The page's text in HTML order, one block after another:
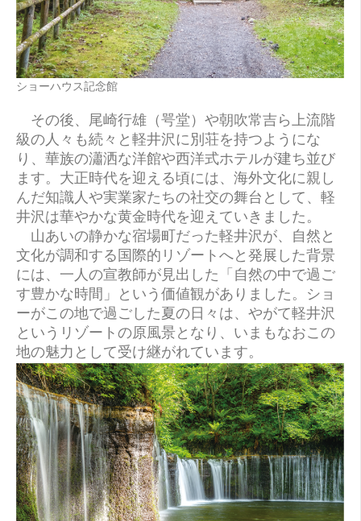
ショーハウス記念館
その後、尾崎行雄（咢堂）や朝吹常吉ら上流階
級の人々も続々と軽井沢に別荘を持つようにな
り、華族の瀟洒な洋館や西洋式ホテルが建ち並び
ます。大正時代を迎える頃には、海外文化に親し
んだ知識人や実業家たちの社交の舞台として、軽
井沢は華やかな黄金時代を迎えていきました。
山あいの静かな宿場町だった軽井沢が、自然と
文化が調和する国際的リゾートへと発展した背景
には、一人の宣教師が見出した「自然の中で過ご
す豊かな時間」という価値観がありました。ショ
ーがこの地で過ごした夏の日々は、やがて軽井沢
というリゾートの原風景となり、いまもなおこの
地の魅力として受け継がれています。